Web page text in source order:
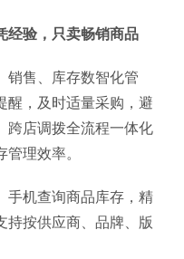
经验，只卖畅销商品
销售、库存数智化管
醒，及时适量采购，避
跨店调拨全流程一体化
理效率。
手机查询商品库存，精
持按供应商、品牌、版